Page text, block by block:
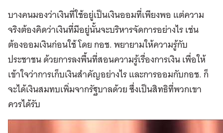
บางคนมองว่าเงินที่ใช้อยู่เป็นเงินออมที่เพียงพอ แต่ความ
จริงต้องคิดว่าเงินที่มีอยู่นั้นจะบริหารจัดการอย่างไร เช่น
ต้องออมเงินก่อนใช้ โดย กอช. พยายามให้ความรู้กับ
ประชาชน ด้วยการลงพื้นที่สอนความรู้เรื่องการเงิน เพื่อให้
เข้าใจว่าการเก็บเงินสำคัญอย่างไร และการออมกับกอช. ก็
จะได้เงินสมทบเพิ่มจากรัฐบาลด้วย ซึ่งเป็นสิทธิที่พวกเขา
ควรได้รับ